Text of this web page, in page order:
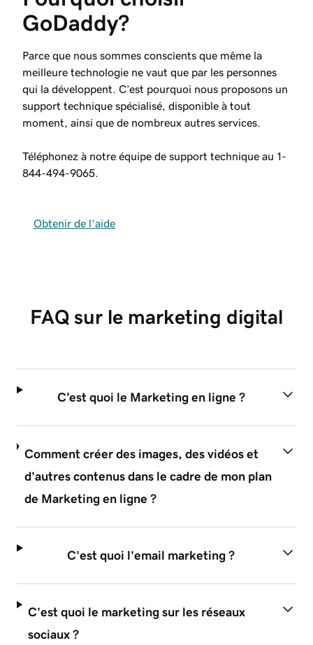
GoDaddy?
Parce que nous sommes conscients que même la
meilleure technologie ne vaut que par les personnes
qui la développent. C’est pourquoi nous proposons un
support technique spécialisé, disponible à tout
moment, ainsi que de nombreux autres services.
Téléphonez à notre équipe de support technique au 1-
844-494-9065
Obtenir de l’aide
FAQ sur le marketing digital
C’est quoi le Marketing en ligne ?
Comment créer des images, des vidéos et
d'autres contenus dans le cadre de mon plan
de Marketing en ligne ?
C'est quoi l'email marketing ?
C'est quoi le marketing sur les réseaux
sociaux ?